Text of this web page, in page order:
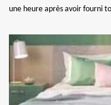
une heure après avoir fourni